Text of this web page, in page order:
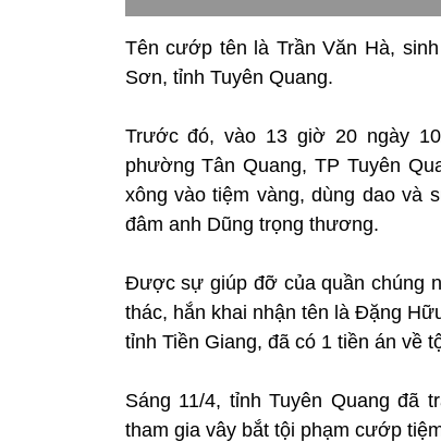
Tên cướp tên là Trần Văn Hà,
Sơn, tỉnh Tuyên Quang.
Trước đó, vào 13 giờ 20 ngày
phường Tân Quang, TP Tuyên
xông vào tiệm vàng, dùng dao và
đâm anh Dũng trọng thương.
Được sự giúp đỡ của quần chúng
thác, hắn khai nhận tên là Đặng
tỉnh Tiền Giang, đã có 1 tiền án về
Sáng 11/4, tỉnh Tuyên Quang
tham gia vây bắt tội phạm cướp